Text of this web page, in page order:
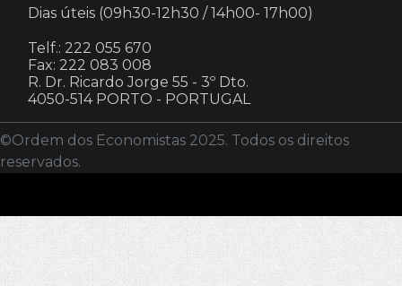
Dias úteis (09h30-12h30 / 14h00- 17h00)
Telf.: 222 055 670
Fax: 222 083 008
R. Dr. Ricardo Jorge 55 - 3º Dto.
4050-514 PORTO - PORTUGAL
©Ordem dos Economistas 2025. Todos os direitos
reservados.